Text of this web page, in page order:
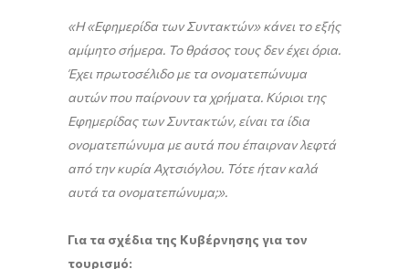
«Η «Εφημερίδα των Συντακτών» κάνει το εξής
αμίμητο σήμερα. Το θράσος τους δεν έχει όρια.
Έχει πρωτοσέλιδο με τα ονοματεπώνυμα
αυτών που παίρνουν τα χρήματα. Κύριοι της
Εφημερίδας των Συντακτών, είναι τα ίδια
ονοματεπώνυμα με αυτά που έπαιρναν λεφτά
από την κυρία Αχτσιόγλου. Τότε ήταν καλά
αυτά τα ονοματεπώνυμα;».
Για τα σχέδια της Κυβέρνησης για τον
τουρισμό: